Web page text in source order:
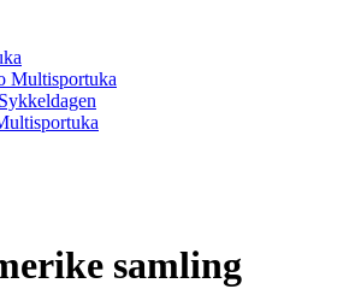
Multisportuka
samling